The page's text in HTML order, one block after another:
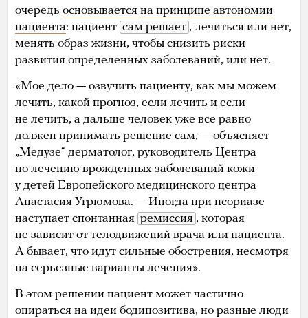
очередь основывается на принципе автономии
пациента: пациент сам решает , лечиться или нет,
менять образ жизни, чтобы снизить риски
развития определенных заболеваний, или нет.
«Мое дело — озвучить пациенту, как мы можем
лечить, какой прогноз, если лечить и если
не лечить, а дальше человек уже все равно
должен принимать решение сам, — объясняет
„Медузе“ дерматолог, руководитель Центра
по лечению врожденных заболеваний кожи
у детей Европейского медицинского центра
Анастасия Угрюмова. — Иногда при псориазе
наступает спонтанная ремиссия , которая
не зависит от телодвижений врача или пациента.
А бывает, что идут сильные обострения, несмотря
на серьезные варианты лечения».
В этом решении пациент может частично
опираться на идеи бодипозитива, но разные люди